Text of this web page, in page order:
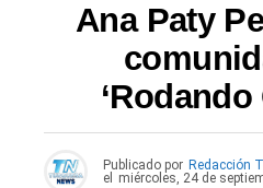
Ana Paty
‘Rodando
Publicado por Redacción
el
miércoles, 24 de